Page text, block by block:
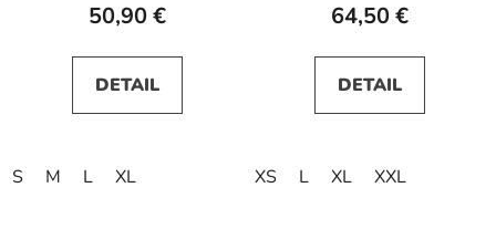
50,90 €
DETAIL
S M L XL
64,50 €
DETAIL
XS L XL XXL